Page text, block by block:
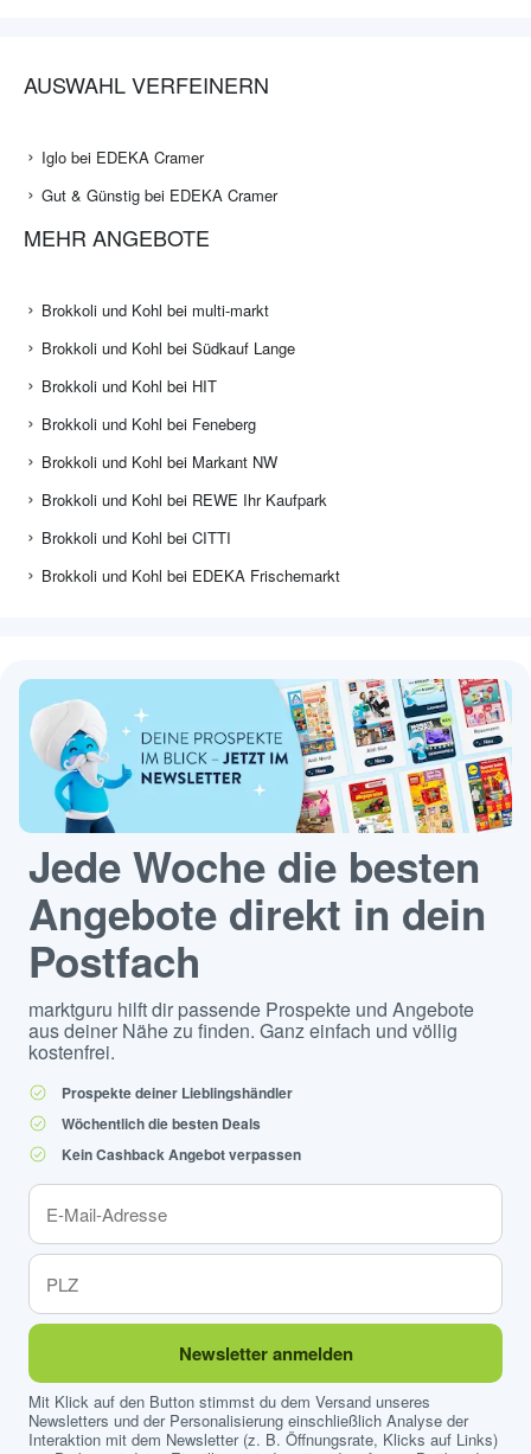
AUSWAHL VERFEINERN
Iglo bei EDEKA Cramer
Gut & Günstig bei EDEKA Cramer
MEHR ANGEBOTE
Brokkoli und Kohl bei multi-markt
Brokkoli und Kohl bei Südkauf Lange
Brokkoli und Kohl bei HIT
Brokkoli und Kohl bei Feneberg
Brokkoli und Kohl bei Markant NW
Brokkoli und Kohl bei REWE Ihr Kaufpark
Brokkoli und Kohl bei CITTI
Brokkoli und Kohl bei EDEKA Frischemarkt
Jede Woche die besten
Angebote direkt in dein
Postfach
marktguru hilft dir passende Prospekte und Angebote
aus deiner Nähe zu finden. Ganz einfach und völlig
kostenfrei.
Prospekte deiner Lieblingshändler
Wöchentlich die besten Deals
Kein Cashback Angebot verpassen
Newsletter anmelden
Mit Klick auf den Button stimmst du dem Versand unseres
Newsletters und der Personalisierung einschließlich Analyse der
Interaktion mit dem Newsletter (z. B. Öffnungsrate, Klicks auf Links)